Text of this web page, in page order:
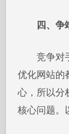
四、争
竞争对手
优化网站的
心，所以分
核心问题。